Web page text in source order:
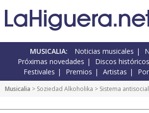
MUSICALIA: Noticias musicales
Próximas novedades
Discos históricos
Festivales
Premios Artistas
Musicalia > Soziedad Alkoholika > Sistema antisocial